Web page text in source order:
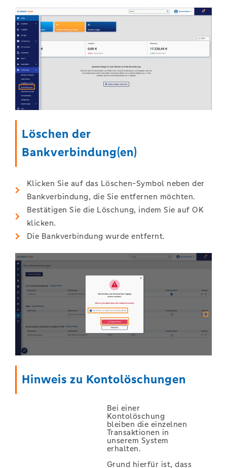
Löschen der
Bankverbindung(en)
Klicken Sie auf das Löschen-Symbol neben der
Bankverbindung, die Sie entfernen möchten.
Bestätigen Sie die Löschung, indem Sie auf OK
klicken.
Die Bankverbindung wurde entfernt.
Hinweis zu Kontolöschungen
Bei einer
Kontolöschung
bleiben die einzelnen
Transaktionen in
unserem System
erhalten.
Grund hierfür ist, dass